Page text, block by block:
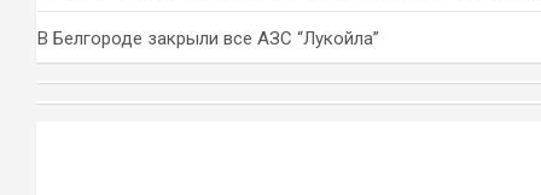
В Белгороде закрыли все АЗС “Лукойла”